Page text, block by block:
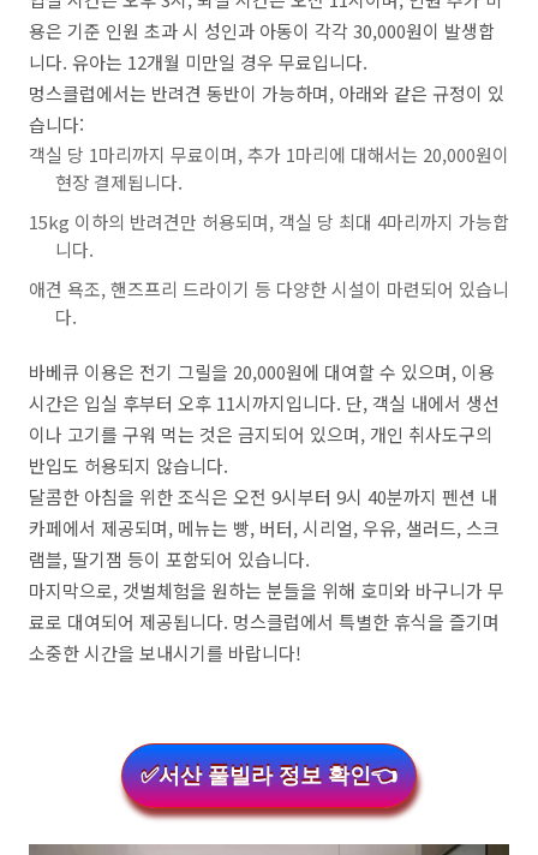
용은 기준 인원 초과 시 성인과 아동이 각각 30,000원이 발생합
니다. 유아는 12개월 미만일 경우 무료입니다.
멍스클럽에서는 반려견 동반이 가능하며, 아래와 같은 규정이 있
습니다:
객실 당 1마리까지 무료이며, 추가 1마리에 대해서는 20,000원이
현장 결제됩니다.
15kg 이하의 반려견만 허용되며, 객실 당 최대 4마리까지 가능합
니다.
애견 욕조, 핸즈프리 드라이기 등 다양한 시설이 마련되어 있습니
다.
바베큐 이용은 전기 그릴을 20,000원에 대여할 수 있으며, 이용
시간은 입실 후부터 오후 11시까지입니다. 단, 객실 내에서 생선
이나 고기를 구워 먹는 것은 금지되어 있으며, 개인 취사도구의
반입도 허용되지 않습니다.
달콤한 아침을 위한 조식은 오전 9시부터 9시 40분까지 펜션 내
카페에서 제공되며, 메뉴는 빵, 버터, 시리얼, 우유, 샐러드, 스크
램블, 딸기잼 등이 포함되어 있습니다.
마지막으로, 갯벌체험을 원하는 분들을 위해 호미와 바구니가 무
료로 대여되어 제공됩니다. 멍스클럽에서 특별한 휴식을 즐기며
소중한 시간을 보내시기를 바랍니다!
✅서산 풀빌라 정보 확인👈